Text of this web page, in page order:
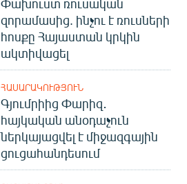
Փախուստ ռուսական
զորամասից. ինչու է ռուսների
հոսքը Հայաստան կրկին
ակտիվացել
ՀԱՍԱՐԱԿՈՒԹՅՈՒՆ
Գյումրիից Փարիզ․
հայկական անօդաչուն
ներկայացվել է միջազգային
ցուցահանդեսում